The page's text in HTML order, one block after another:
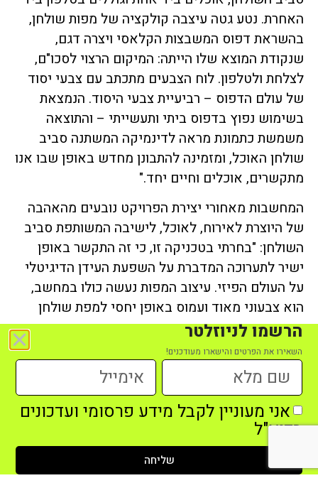
האחרת. נטע גטה עיצבה קולקציה של מפות שולחן,
בהשראת דפוס המשבצות הקלאסי ויצרה דגם,
שנקודת המוצא שלו הייתה: המיקום הרצוי לסכו"ם,
לצלחת ולטלפון. לוח הצבעים מתכתב עם צבעי יסוד
של עולם הדפוס – רביעיית צבעי היסוד. הנמצאת
בשימוש נפוץ בדפוס ביתי ותעשייתי – והתוצאה
משמשת כתמונת מראה לדינמיקה המשתנה סביב
שולחן האוכל, ומזמינה להתבונן מחדש באופן שבו אנו
מתקשרים, אוכלים וחיים יחד."
המחשבות מאחורי יצירת הפרויקט נובעים מהאהבה
של היוצרת לאירוח, לאוכל, לישיבה המשותפת סביב
השולחן: "בחרתי בטכניקה זו, כי זה התקשר באופן
ישיר לתערוכה המדברת על השפעת העידן הדיגיטלי
על העולם הפיזי. עיצוב המפות נעשה כולו במחשב,
הוא צבעוני מאוד ועמוס באופן יחסי למפת שולחן
מקובלת, כדי לחזק את העומס מידע וויז׳ואלס שהעידן
הדיגיטלי מביא איתו. העיסוק שלי בגריד שמשמעותו
קווי האורך והרוחב, זהו בעצם מושג בסיסי בעיצוב,
העוזר לפתח ממנו עיצובים. אני מתייחסת לגריד כקווי
השתי והערב שבאריגה, ומשם יוצאת למחקר סביב
המושג הבסיסי הזה המהווה עבורי נקודת מוצא מלאת
השראה לעיצובים רבים. הוא זה שהביא אותי לבחירה
במפות משובצות. במפות אלה רפרפתי למפות
הרשמו לניוזלטר
השאירו את הפרטים והישארו מעודכנים!
אני מעוניין לקבל מידע פרסומי ועדכונים
בדוא"ל
שליחה